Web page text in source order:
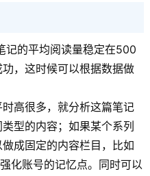
记的平均阅读量稳定在500
，这时候可以根据数据做
高很多，就分析这篇笔记
型的内容；如果某个系列
成固定的内容栏目，比如
化账号的记忆点。同时可以